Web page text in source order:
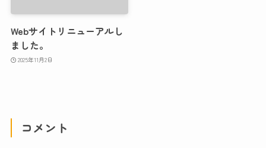
Webサイトリニューアルし
ました。
2025年11月2日
コメント